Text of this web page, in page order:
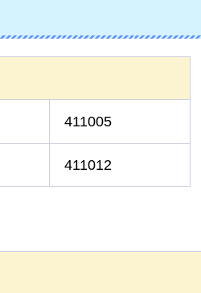
411005
411012